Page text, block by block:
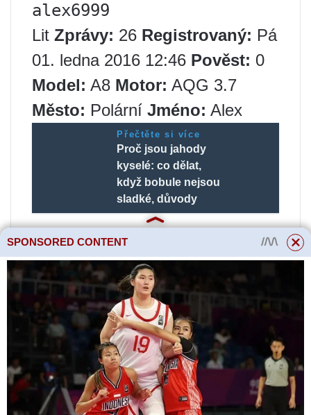
alex6999
Lit Zprávy: 26 Registrovaný: Pá
01. ledna 2016 12:46 Pověst: 0
Model: A8 Motor: AQG 3.7
Město: Polární Jméno: Alex
Přečtěte si více
Proč jsou jahody
kyselé: co dělat,
když bobule nejsou
sladké, důvody
Pokles tlaku oleje v nízkých
otáčkách po vysokých otáčkách
zprávaLit» Pá 17. července
2020 4:08
SPONSORED CONTENT